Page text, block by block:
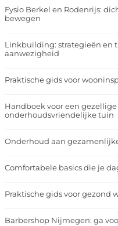
Fysio Berkel en Rodenrijs:
bewegen
Linkbuilding: strategieën en
aanwezigheid
Praktische gids voor
Handboek voor een
onderhoudsvriendelijke tuin
Onderhoud aan
Comfortabele basics die je
Praktische gids voor gezond
Barbershop Nijmegen: ga